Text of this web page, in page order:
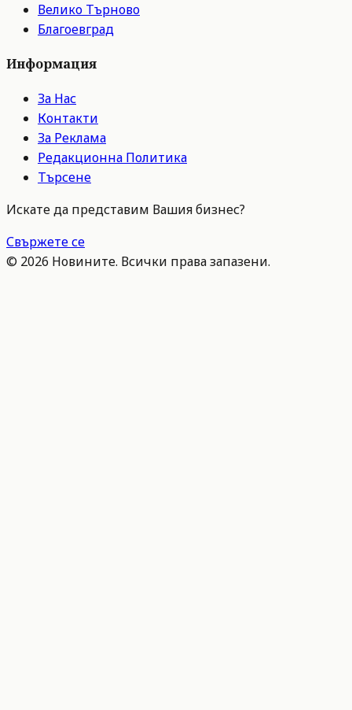
Велико Търново
Благоевград
Информация
За Нас
Контакти
За Реклама
Редакционна Политика
Търсене
Искате да представим Вашия бизнес?
Свържете се
© 2026 Новините. Всички права запазени.